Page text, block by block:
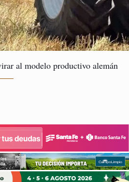
al modelo productivo alemán